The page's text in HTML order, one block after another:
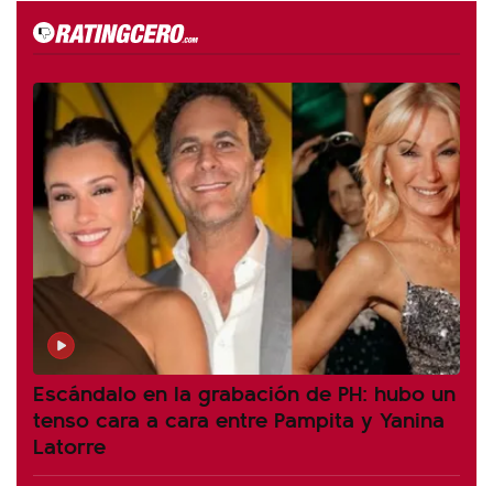
Escándalo en la grabación de PH: hubo un
tenso cara a cara entre Pampita y Yanina
Latorre